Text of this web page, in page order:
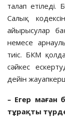
талап етіледі.
Салық
айырысулар
немесе
тиіс. БКМ
сәйкес
дейін
– Егер маған
тұрақты